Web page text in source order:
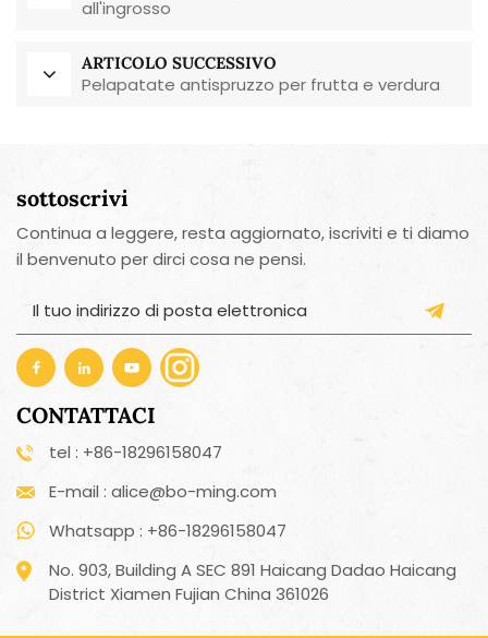
all'ingrosso
ARTICOLO SUCCESSIVO
Pelapatate antispruzzo per frutta e verdura
sottoscrivi
Continua a leggere, resta aggiornato, iscriviti e ti diamo
il benvenuto per dirci cosa ne pensi.
CONTATTACI
tel : +86-18296158047
E-mail : alice@bo-ming.com
Whatsapp : +86-18296158047
No. 903, Building A SEC 891 Haicang Dadao Haicang
District Xiamen Fujian China 361026